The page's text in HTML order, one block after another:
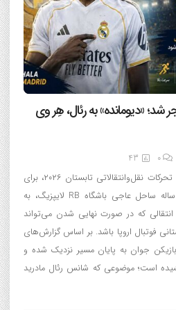
شد؛ «دیومانده» به رئال، هِر وی
0
43
رئال مادرید در یکی از مهم‌ترین تحرکات نقل‌وانتقالاتی تابستان ۲۰۲۶، برای
جذب یان دیومانده، ستاره ۱۹ ساله ساحل عاجی باشگاه RB لایپزیگ، به
که در صورت نهایی شدن می‌تواند
فوتبال اروپا باشد. بر اساس گزارش‌های
جوان به پایان مسیر نزدیک شده و
است؛ موضوعی که شانس رئال مادرید